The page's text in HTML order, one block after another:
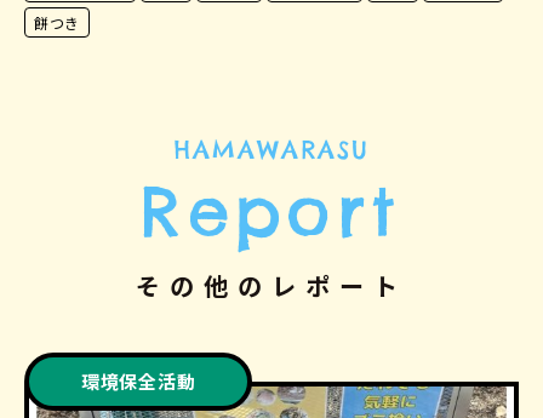
餅つき
HAMAWARASU
Report
その他のレポート
環境保全活動